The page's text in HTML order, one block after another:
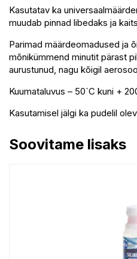
Kasutatav ka
muudab pinnad libedaks ja
Parimad määrdeomadused ja
mõnikümmend minutit pärast
aurustunud, nagu kõigil
Kuumataluvus – 50`C kuni +
Kasutamisel jälgi ka pudelil
Soovitame lisaks